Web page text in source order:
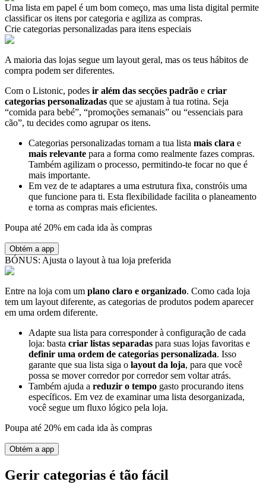
Uma lista em papel é um bom começo, mas uma lista digital permite
classificar os itens por categoria e agiliza as compras.
Crie categorias personalizadas para itens especiais
A maioria das lojas segue um layout geral, mas os teus hábitos de
compra podem ser diferentes.
Com o Listonic, podes ir além das secções padrão e criar
categorias personalizadas que se ajustam à tua rotina. Seja
“comida para bebé”, “promoções semanais” ou “essenciais para
cão”, tu decides como agrupar os itens.
Categorias personalizadas tornam a tua lista mais clara e
mais relevante para a forma como realmente fazes compras.
Também agilizam o processo, permitindo-te focar no que é
mais importante.
Em vez de te adaptares a uma estrutura fixa, constróis uma
que funcione para ti. Esta flexibilidade facilita o planeamento
e torna as compras mais eficientes.
Poupa até 20% em cada ida às compras
Obtém a app
BÓNUS: Ajusta o layout à tua loja preferida
Entre na loja com um plano claro e organizado. Como cada loja
tem um layout diferente, as categorias de produtos podem aparecer
em uma ordem diferente.
Adapte sua lista para corresponder à configuração de cada
loja: basta criar listas separadas para suas lojas favoritas e
definir uma ordem de categorias personalizada. Isso
garante que sua lista siga o layout da loja, para que você
possa se mover corredor por corredor sem voltar atrás.
Também ajuda a reduzir o tempo gasto procurando itens
específicos. Em vez de examinar uma lista desorganizada,
você segue um fluxo lógico pela loja.
Poupa até 20% em cada ida às compras
Obtém a app
Gerir categorias é tão fácil